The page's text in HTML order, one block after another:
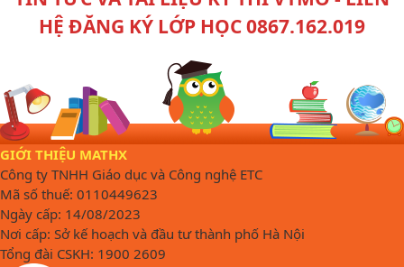
HỆ ĐĂNG KÝ LỚP HỌC 0867.162.019
GIỚI THIỆU MATHX
Công ty TNHH Giáo dục và Công nghệ ETC
Mã số thuế: 0110449623
Ngày cấp: 14/08/2023
Nơi cấp: Sở kế hoạch và đầu tư thành phố Hà Nội
Tổng đài CSKH: 1900 2609